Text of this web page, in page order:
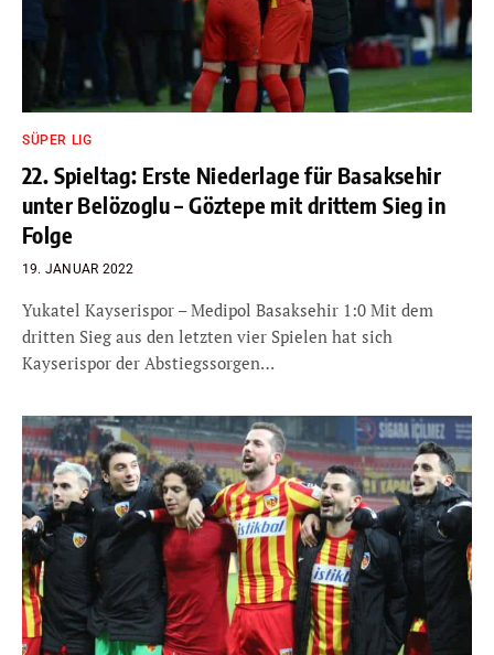
SÜPER LIG
22. Spieltag: Erste Niederlage für Basaksehir
unter Belözoglu – Göztepe mit drittem Sieg in
Folge
19. JANUAR 2022
Yukatel Kayserispor – Medipol Basaksehir 1:0 Mit dem
dritten Sieg aus den letzten vier Spielen hat sich
Kayserispor der Abstiegssorgen…